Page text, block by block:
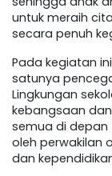
untuk meraih
secara penuh
Pada kegiatan
satunya
Lingkungan
kebangsaan
semua di depan
oleh perwakilan
dan kependidikan